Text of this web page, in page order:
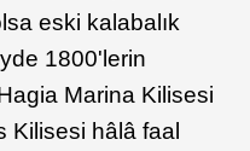
eski kalabalık
1800'lerin
Marina Kilisesi
Kilisesi hâlâ faal